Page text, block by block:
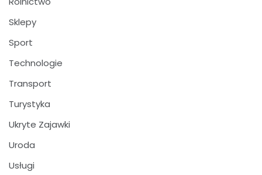
Sklepy
Sport
Technologie
Transport
Turystyka
Ukryte Zajawki
Uroda
Usługi